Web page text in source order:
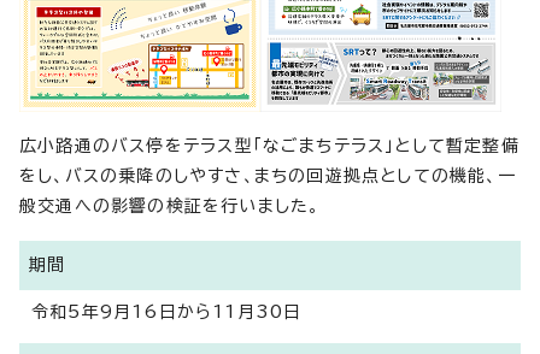
広小路通のバス停をテラス型「なごまちテラス」として暫定整備
をし、バスの乗降のしやすさ、まちの回遊拠点としての機能、一
般交通への影響の検証を行いました。
期間
令和5年9月16日から11月30日